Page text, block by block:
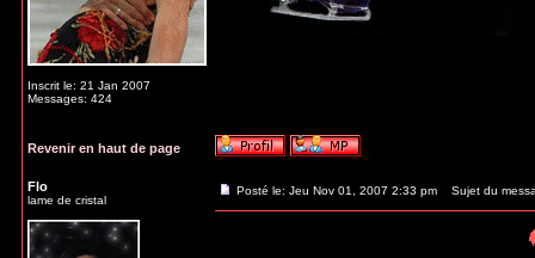
Inscrit le: 21 Jan 2007
Messages: 424
Revenir en haut de page
Flo
lame de cristal
Posté le: Jeu Nov 01, 2007 2:33 pm Sujet du